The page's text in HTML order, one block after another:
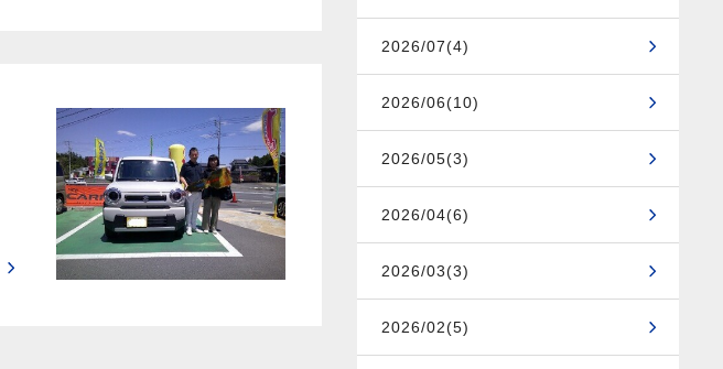
2026/07(4)
2026/06(10)
2026/05(3)
2026/04(6)
2026/03(3)
2026/02(5)